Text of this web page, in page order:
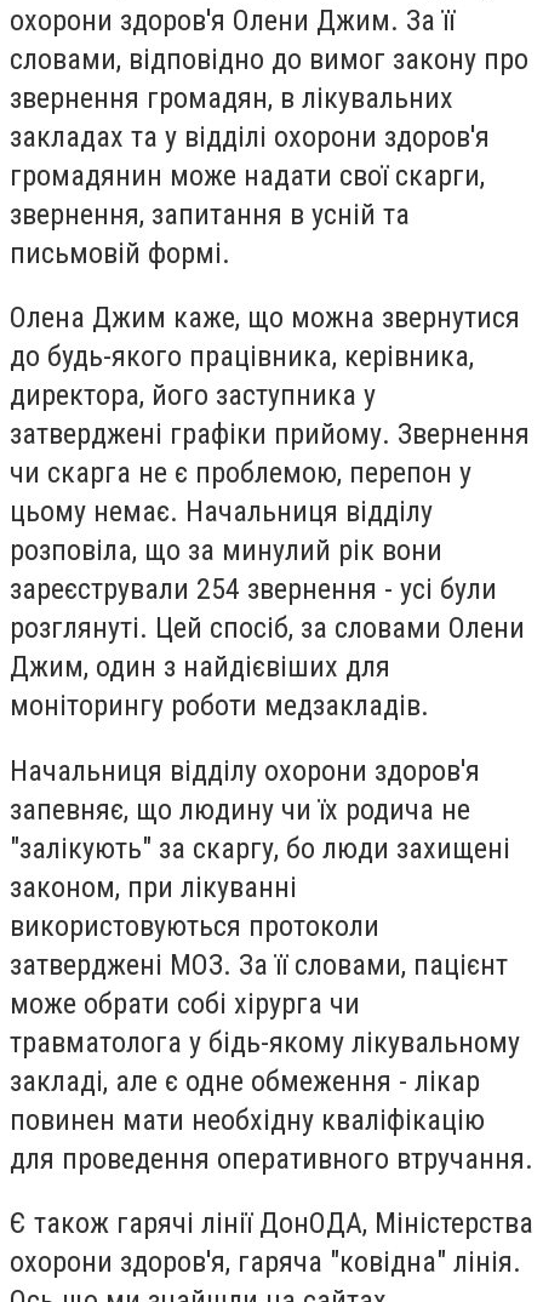
охорони здоров'я Олени Джим. За її
словами, відповідно до вимог закону про
звернення громадян, в лікувальних
закладах та у відділі охорони здоров'я
громадянин може надати свої скарги,
звернення, запитання в усній та
письмовій формі.
Олена Джим каже, що можна звернутися
до будь-якого працівника, керівника,
директора, його заступника у
затверджені графіки прийому. Звернення
чи скарга не є проблемою, перепон у
цьому немає. Начальниця відділу
розповіла, що за минулий рік вони
зареєстрували 254 звернення - усі були
розглянуті. Цей спосіб, за словами Олени
Джим, один з найдієвіших для
моніторингу роботи медзакладів.
Начальниця відділу охорони здоров'я
запевняє, що людину чи їх родича не
"залікують" за скаргу, бо люди захищені
законом, при лікуванні
використовуються протоколи
затверджені МОЗ. За її словами, пацієнт
може обрати собі хірурга чи
травматолога у бідь-якому лікувальному
закладі, але є одне обмеження - лікар
повинен мати необхідну кваліфікацію
для проведення оперативного втручання.
Є також гарячі лінії ДонОДА, Міністерства
охорони здоров'я, гаряча "ковідна" лінія.